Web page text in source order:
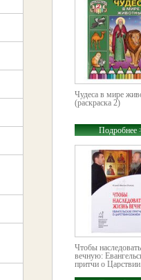
Чудеса в мире
(раскраска 2)
Подробнее
Чтобы
вечную:
притчи о